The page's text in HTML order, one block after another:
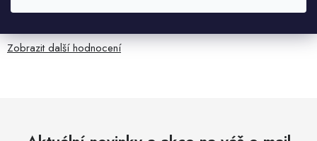
Zobrazit další hodnocení